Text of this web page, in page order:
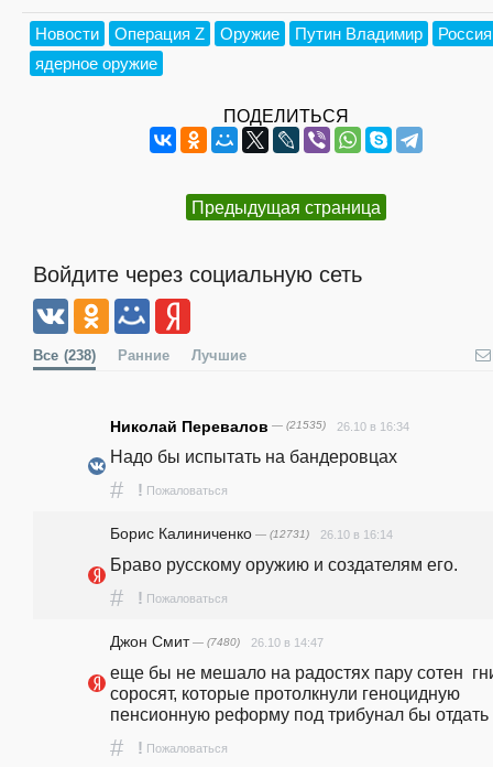
Новости Операция Z Оружие Путин Владимир
Россия
ядерное оружие
ПОДЕЛИТЬСЯ
Предыдущая страница
Войдите через социальную сеть
Все (238) Ранние Лучшие
Николай Перевалов — (21535) 26.10 в 16:34
Надо бы испытать на бандеровцах
# ! Пожаловаться
Борис Калиниченко — (12731) 26.10 в 16:14
Браво русскому оружию и создателям его.
# ! Пожаловаться
Джон Смит— (7480) 26.10 в 14:47
еще бы не мешало на радостях пару сотен
соросят, которые протолкнули геноцидную
пенсионную реформу под трибунал бы отдать
# ! Пожаловаться